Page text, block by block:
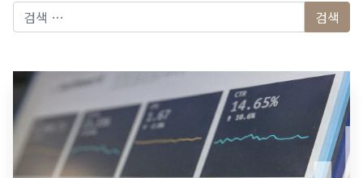
다음 검색: